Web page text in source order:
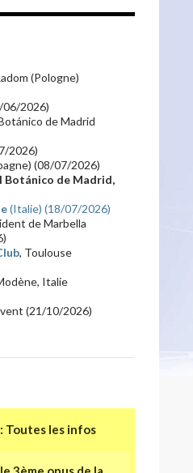
Disques rares
de Recherche Musicale
(17) Chronologie(16)
concerts en Chine (16)
Belgique
70's(14)
Inter(14)
(Pologne)
06/2026)
de Madrid
2026)
(08/07/2026)
Botánico de Madrid,
(Italie) (18/07/2026)
de Marbella
, Toulouse
Italie
(21/10/2026)